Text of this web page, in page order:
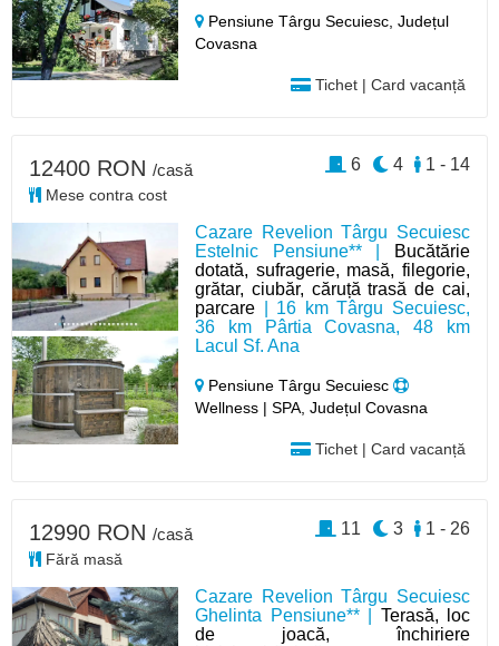
Pensiune Târgu Secuiesc,Județul
Covasna
Tichet | Card vacanță
Cazare Revelion Târgu Secuiesc
Estelnic Pensiune** |
Bucătărie
dotată, sufragerie, masă, filegorie,
grătar, ciubăr, căruță trasă de cai,
parcare | 16 km Târgu Secuiesc,
36 km Pârtia Covasna, 48 km
Lacul Sf. Ana
Pensiune Târgu Secuiesc
Wellness | SPA, Județul Covasna
Tichet | Card vacanță
12400 RON /casă
Mese contra cost
1 - 14
4
6
Cazare Revelion Târgu Secuiesc
Ghelinta Pensiune** | Terasă, loc
de joacă, închiriere
12990 RON /casă
Fără masă
1 - 26
3
11